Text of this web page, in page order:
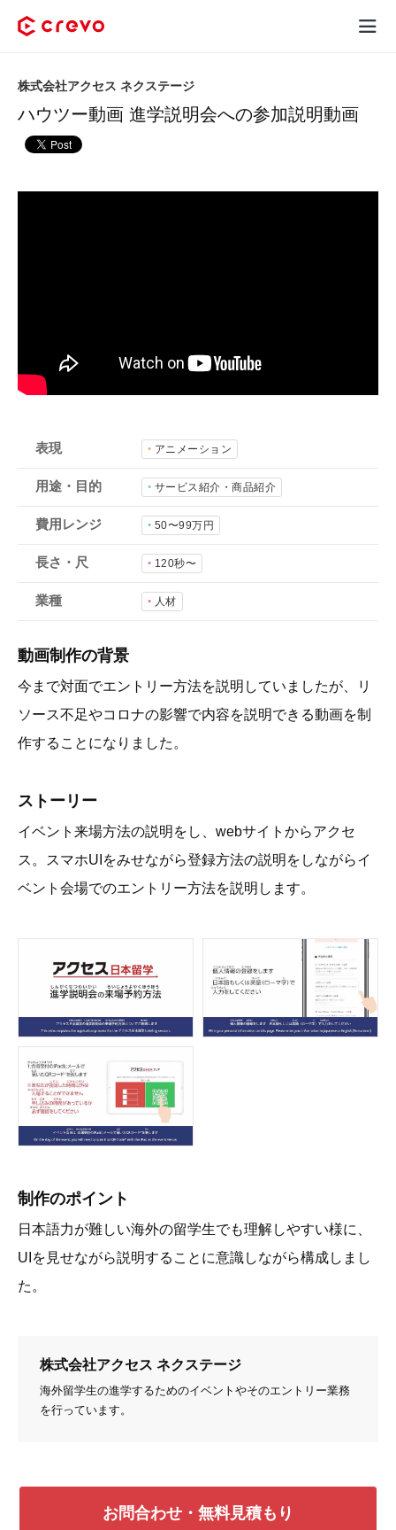
採用コンテンツ制作
お役立ち情報
会社概要
採用情報
お問合わせ・無料見積もり
ハウツー動画 進学説明会への参加説明動画
株式会社アクセス ネクステージ
表現 アニメーション
用途・目的 サービス紹介・商品紹介
費用レンジ 50〜99万円
長さ・尺 120秒〜
業種 人材
動画制作の背景
今まで対面でエントリー方法を説明していましたが、リ
ソース不足やコロナの影響で内容を説明できる動画を制
作することになりました。
ストーリー
イベント来場方法の説明をし、webサイトからアクセ
ス。スマホUIをみせながら登録方法の説明をしながらイ
ベント会場でのエントリー方法を説明します。
制作のポイント
日本語力が難しい海外の留学生でも理解しやすい様に、
UIを見せながら説明することに意識しながら構成しまし
た。
株式会社アクセス ネクステージ
海外留学生の進学するためのイベントやそのエントリー業務
を行っています。
お問合わせ・無料見積もり